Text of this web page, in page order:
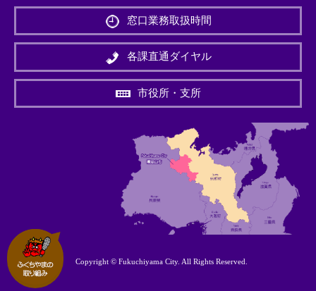
外
リ
＞
窓口業務取扱時間
各課直通ダイヤル
市役所・支所
Copyright © Fukuchiyama City. All Rights Reserved.